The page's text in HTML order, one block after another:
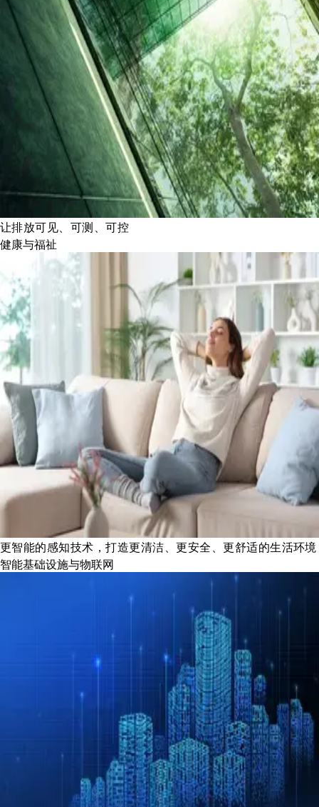
让排放可见、可测、可控
健康与福祉
更智能的感知技术，打造更清洁、更安全、更舒适的生活环境
智能基础设施与物联网